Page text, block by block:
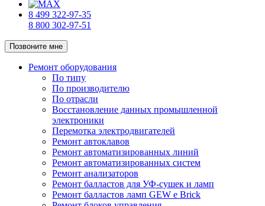
8 499 322-97-35
8 800 302-97-51
Позвоните мне
Ремонт оборудования
По типу
По производителю
По отрасли
Восстановление данных промышленной
электроники
Перемотка электродвигателей
Ремонт автоклавов
Ремонт автоматизированных линий
Ремонт автоматизированных систем
Ремонт анализаторов
Ремонт балластов для УФ-сушек и ламп
Ремонт балластов ламп GEW e Brick